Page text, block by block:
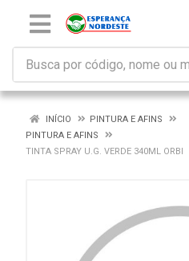
INÍCIO
PINTURA E AFINS
PINTURA E AFINS
TINTA SPRAY U.G. VERDE 340ML ORBI